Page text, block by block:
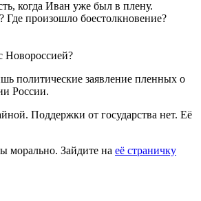
когда Иван уже был в плену.
Где произошло боестолкновение?
Новороссией?
политические заявление пленных о
России.
Поддержки от государства нет. Её
морально. Зайдите на её страничку